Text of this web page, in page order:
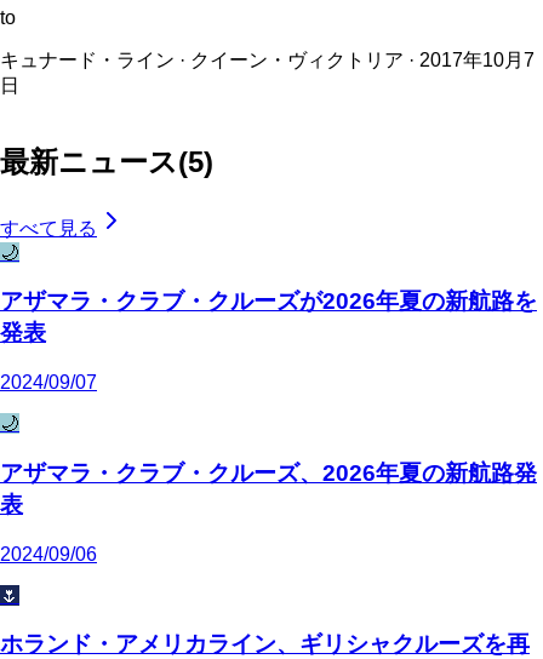
to
キュナード・ライン · クイーン・ヴィクトリア · 2017年10月7
日
最新ニュース(5)
すべて見る
🌙
アザマラ・クラブ・クルーズが2026年夏の新航路を
発表
2024/09/07
🌙
アザマラ・クラブ・クルーズ、2026年夏の新航路発
表
2024/09/06
🌷
ホランド・アメリカライン、ギリシャクルーズを再